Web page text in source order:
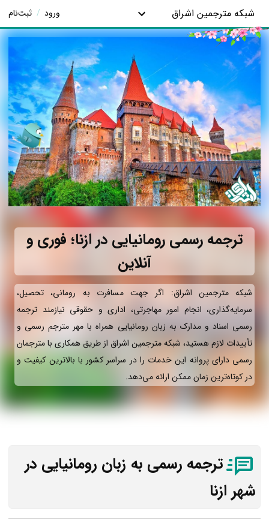
شبکه مترجمین اشراق ورود / ثبت‌نام
ترجمه رسمی رومانیایی در ازنا؛ فوری و
آنلاین
شبکه مترجمین اشراق: اگر جهت مسافرت به رومانی، تحصیل،
سرمایه‌گذاری، انجام امور مهاجرتی، اداری و حقوقی نیازمند ترجمه
رسمی اسناد و مدارک به زبان رومانیایی همراه با مهر مترجم رسمی و
تأییدات لازم هستید، شبکه مترجمین اشراق از طریق همکاری با مترجمان
رسمی دارای پروانه این خدمات را در سراسر کشور با بالاترین کیفیت و
در کوتاه‌ترین زمان ممکن ارائه می‌دهد.
ترجمه رسمی به زبان رومانیایی در
شهر ازنا